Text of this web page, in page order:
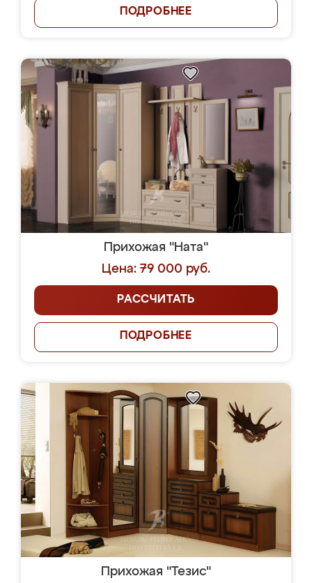
ПОДРОБНЕЕ
Прихожая "Ната"
Цена: 79 000 руб.
РАССЧИТАТЬ
ПОДРОБНЕЕ
Прихожая "Тезис"